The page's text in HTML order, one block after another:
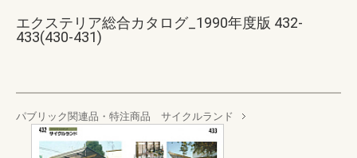
エクステリア総合カタログ_1990年度版 432-
433(430-431)
パブリック関連品・特注商品 サイクルランド